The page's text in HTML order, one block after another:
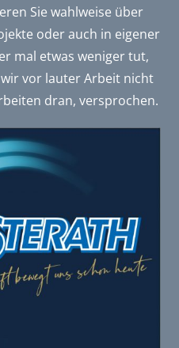
Sie wahlweise über
oder auch in eigener
mal etwas weniger tut,
vor lauter Arbeit nicht
dran, versprochen.